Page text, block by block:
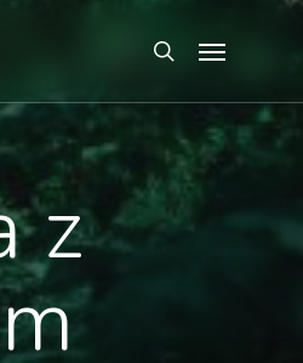
search
z